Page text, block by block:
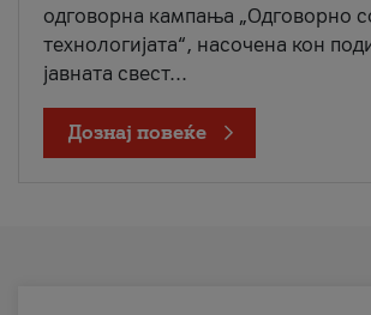
одговорна кампања „Одговорно
технологијата“, насочена кон
јавната свест...
Дознај повеќе